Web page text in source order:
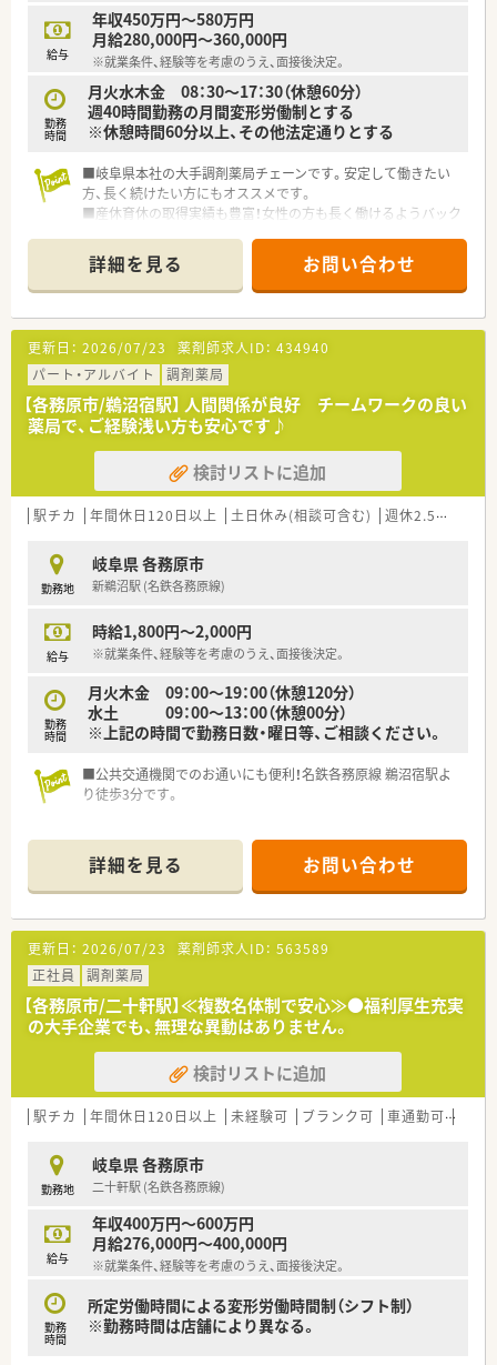
給与
年収450万円～580万円
月給280,000円～360,000円
※就業条件、経験等を考慮のうえ、面接後決定。
勤務
時間
月火水木金 08：30～17：30（休憩60分）
週40時間勤務の月間変形労働制とする
※休憩時間60分以上、その他法定通りとする
■岐阜県本社の大手調剤薬局チェーンです。安定して働きたい
方、長く続けたい方にもオススメです。
■産休育休の取得実績も豊富！女性の方も長く働けるようバック
詳細を見る お問い合わせ
更新日： 2026/07/23 薬剤師求人ID： 434940
パート・アルバイト
調剤薬局
【各務原市/鵜沼宿駅】 人間関係が良好 チームワークの良い
薬局で、ご経験浅い方も安心です♪
検討リストに追加
駅チカ 年間休日120日以上 土日休み(相談可含む) 週休2.5日以上
勤務地
岐阜県 各務原市
新鵜沼駅 (名鉄各務原線)
給与
時給1,800円～2,000円
※就業条件、経験等を考慮のうえ、面接後決定。
勤務
時間
月火木金 09：00～19：00（休憩120分）
水土 09：00～13：00（休憩00分）
※上記の時間で勤務日数・曜日等、ご相談ください。
■公共交通機関でのお通いにも便利！名鉄各務原線 鵜沼宿駅よ
り徒歩3分です。
詳細を見る お問い合わせ
更新日： 2026/07/23 薬剤師求人ID： 563589
正社員
調剤薬局
【各務原市/二十軒駅】≪複数名体制で安心≫●福利厚生充実
の大手企業でも、無理な異動はありません。
検討リストに追加
駅チカ 年間休日120日以上 未経験可 ブランク可 車通勤可
勤務地
岐阜県 各務原市
二十軒駅 (名鉄各務原線)
給与
年収400万円～600万円
月給276,000円～400,000円
※就業条件、経験等を考慮のうえ、面接後決定。
勤務
時間
所定労働時間による変形労働時間制（シフト制）
※勤務時間は店舗により異なる。